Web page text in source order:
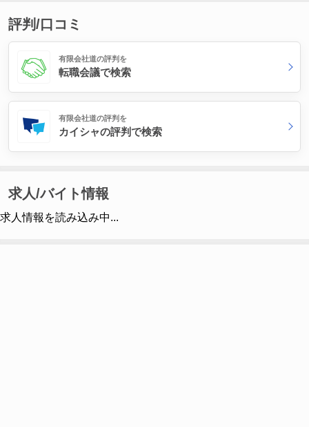
評判/口コミ
有限会社道の評判を
転職会議で検索
有限会社道の評判を
カイシャの評判で検索
求人/バイト情報
求人情報を読み込み中...